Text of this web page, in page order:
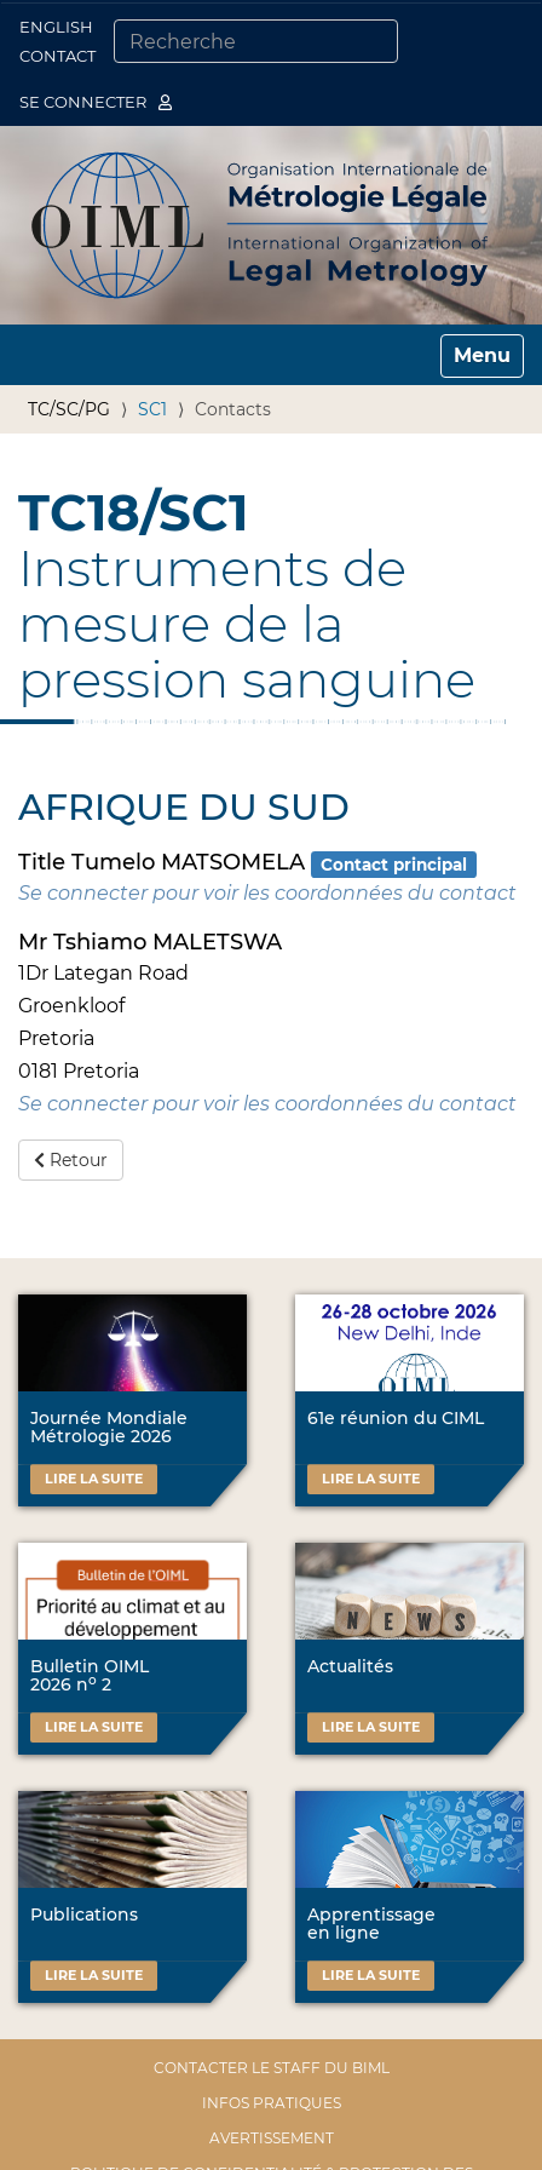
ENGLISH
CONTACT
SE CONNECTER
Toggle
TC/SC/PG SC1 Contacts
TC18/SC1
Instruments de
mesure de la
pression sanguine
AFRIQUE DU SUD
Title Tumelo MATSOMELA Contact principal
Se connecter pour voir les coordonnées du contact
Mr Tshiamo MALETSWA
1Dr Lategan Road
Groenkloof
Pretoria
0181 Pretoria
Se connecter pour voir les coordonnées du contact
Retour
Journée Mondiale
Métrologie 2026
LIRE LA SUITE
61e réunion du CIML
LIRE LA SUITE
Bulletin OIML
2026 no 2
LIRE LA SUITE
Actualités
LIRE LA SUITE
Publications
LIRE LA SUITE
Apprentissage
en ligne
LIRE LA SUITE
CONTACTER LE STAFF DU BIML
INFOS PRATIQUES
AVERTISSEMENT